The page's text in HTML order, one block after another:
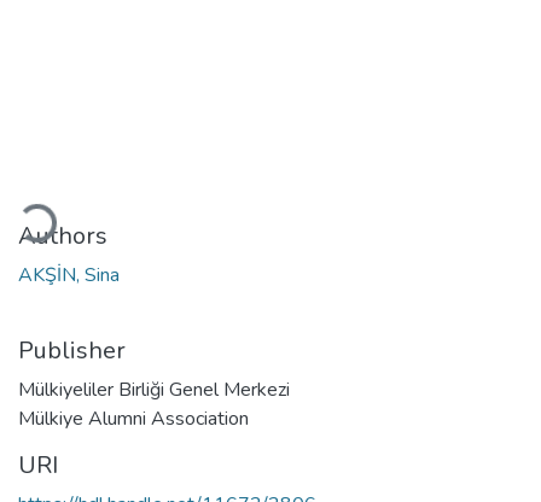
Authors
AKŞİN, Sina
Publisher
Mülkiyeliler Birliği Genel Merkezi
Mülkiye Alumni Association
URI